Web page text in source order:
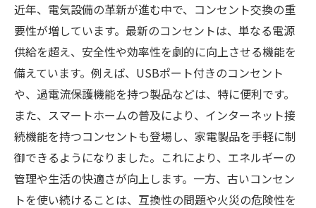
近年、電気設備の革新が進む中で、コンセント交換の重
要性が増しています。最新のコンセントは、単なる電源
供給を超え、安全性や効率性を劇的に向上させる機能を
備えています。例えば、USBポート付きのコンセント
や、過電流保護機能を持つ製品などは、特に便利です。
また、スマートホームの普及により、インターネット接
続機能を持つコンセントも登場し、家電製品を手軽に制
御できるようになりました。これにより、エネルギーの
管理や生活の快適さが向上します。一方、古いコンセン
トを使い続けることは、互換性の問題や火災の危険性を